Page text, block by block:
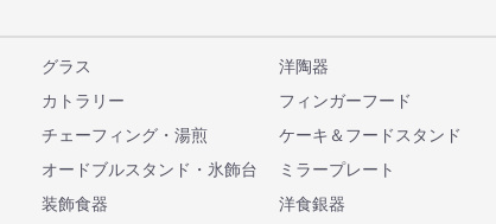
グラス 洋陶器
カトラリー
フィンガーフード
チェーフィング・湯煎
ケーキ＆フードスタンド
オードブルスタンド・氷飾台
ミラープレート
装飾食器
洋食銀器